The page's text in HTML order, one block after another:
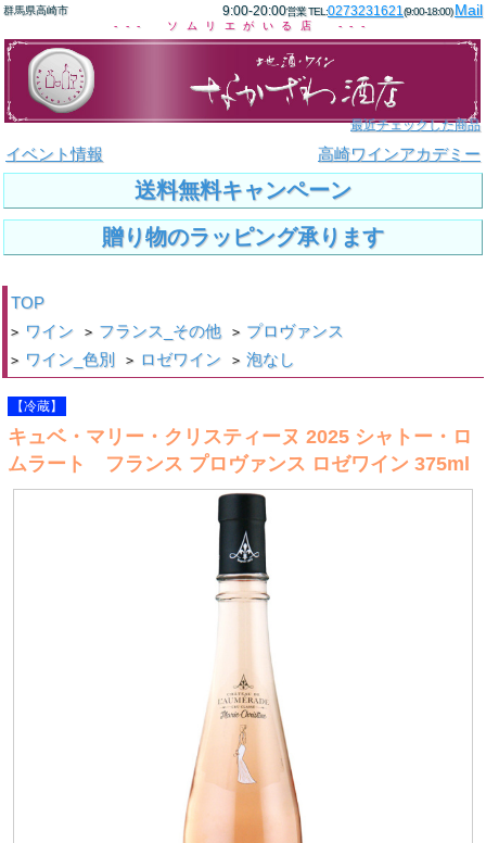
群馬県高崎市 9:00-20:00営業 TEL:0273231621(9:00-18:00)Mail
--- ソムリエがいる店 ---
最近チェックした商品
イベント情報 高崎ワインアカデミー
送料無料キャンペーン
贈り物のラッピング承ります
TOP
> ワイン > フランス_その他 > プロヴァンス
> ワイン_色別 > ロゼワイン > 泡なし
【冷蔵】
キュベ・マリー・クリスティーヌ 2025 シャトー・ロ
ムラート フランス プロヴァンス ロゼワイン 375ml